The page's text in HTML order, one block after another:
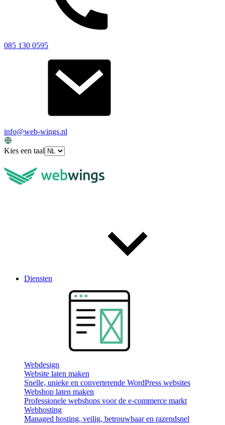
085 130 0595
info@web-wings.nl
Kies een taal
Diensten
Webdesign
Website laten maken
Snelle, unieke en converterende WordPress websites
Webshop laten maken
Professionele webshops voor de e-commerce markt
Webhosting
Managed hosting, veilig, betrouwbaar en razendsnel